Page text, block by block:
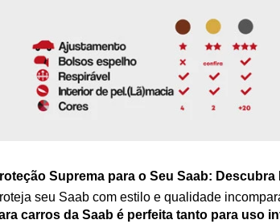
Suprema para o Seu Saab:
seu Saab com estilo e qualidade
carros da Saab é perfeita tanto para uso